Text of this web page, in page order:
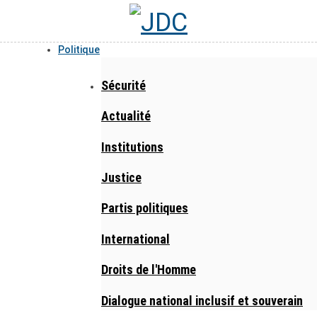
Politique
Sécurité
Actualité
Institutions
Justice
Partis politiques
International
Droits de l'Homme
Dialogue national inclusif et souverain